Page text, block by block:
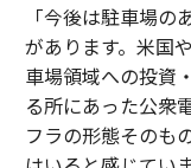
「今後は駐車場
があります。米国
車場領域への投資
る所にあった公衆
フラの形態そのも